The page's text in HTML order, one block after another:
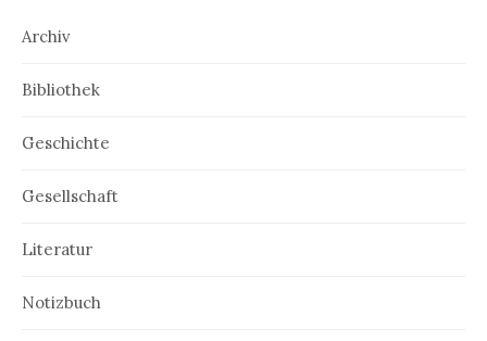
Archiv
Bibliothek
Geschichte
Gesellschaft
Literatur
Notizbuch